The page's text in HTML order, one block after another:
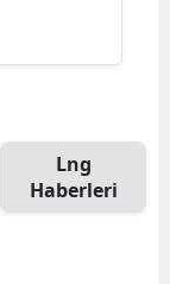
Lng
Haberleri